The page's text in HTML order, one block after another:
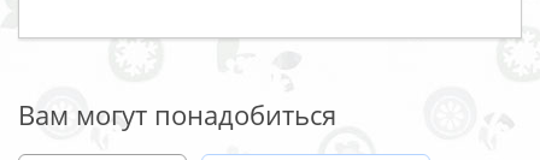
Вам могут понадобиться